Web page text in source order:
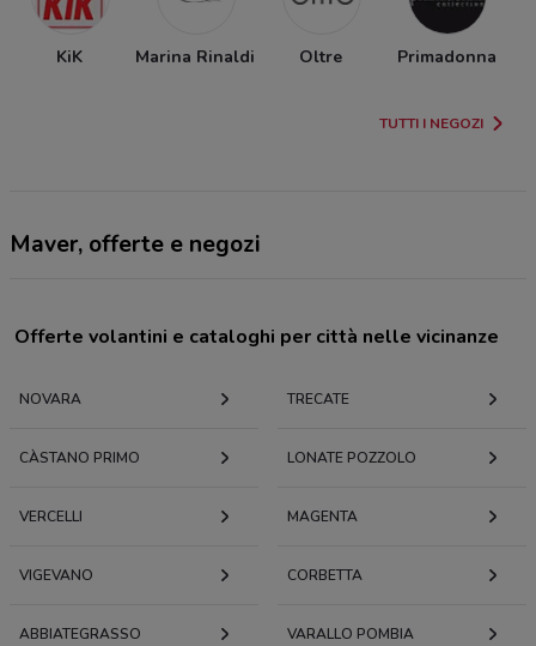
KiK Marina Rinaldi Oltre Primadonna
TUTTI I NEGOZI
Maver, offerte e negozi
Offerte volantini e cataloghi per città nelle vicinanze
NOVARA TRECATE
CÀSTANO PRIMO LONATE POZZOLO
VERCELLI MAGENTA
VIGEVANO CORBETTA
ABBIATEGRASSO VARALLO POMBIA